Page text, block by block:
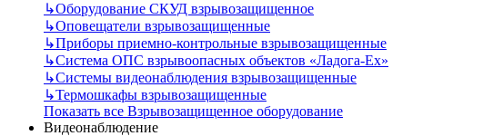
↳Оборудование СКУД взрывозащищенное
↳Оповещатели взрывозащищенные
↳Приборы приемно-контрольные взрывозащищенные
↳Система ОПС взрывоопасных объектов «Ладога-Ex»
↳Системы видеонаблюдения взрывозащищенные
↳Термошкафы взрывозащищенные
Показать все Взрывозащищенное оборудование
Видеонаблюдение